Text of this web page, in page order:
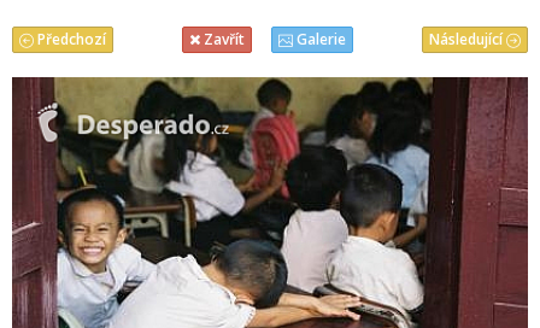
Následující
Předchozí Zavřít Galerie